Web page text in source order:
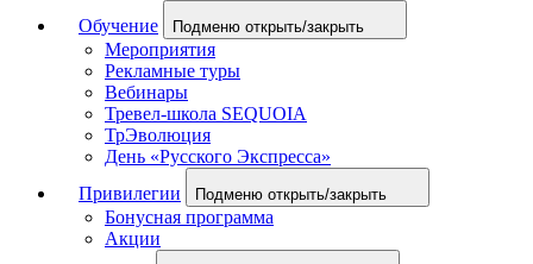
Обучение
Подменю открыть/закрыть
Мероприятия
Рекламные туры
Вебинары
Тревел-школа SEQUOIA
ТрЭволюция
День «Русского Экспресса»
Привилегии
Подменю открыть/закрыть
Бонусная программа
Акции